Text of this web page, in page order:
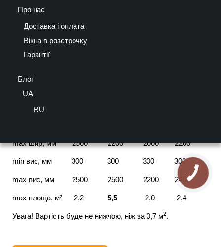
Про нас
Доставка і оплата
Вікна в розстрочку
Гарантії
Блог
UA
RU
Тип: Алюмінієві
Важливо! Колір товару може відрізнятися від представленого на
екрані.
Допуст.розміри Економ Стандарт Преміум Еліт
max шир, мм 2500 2200 2000 2200
min вис, мм 300 300 300 300
max вис, мм 2500 2500 2200 2400
max площа, м² 2,2 5,5 2,0 2,4
Увага! Вартість буде не нижчою, ніж за 0,7 м2.